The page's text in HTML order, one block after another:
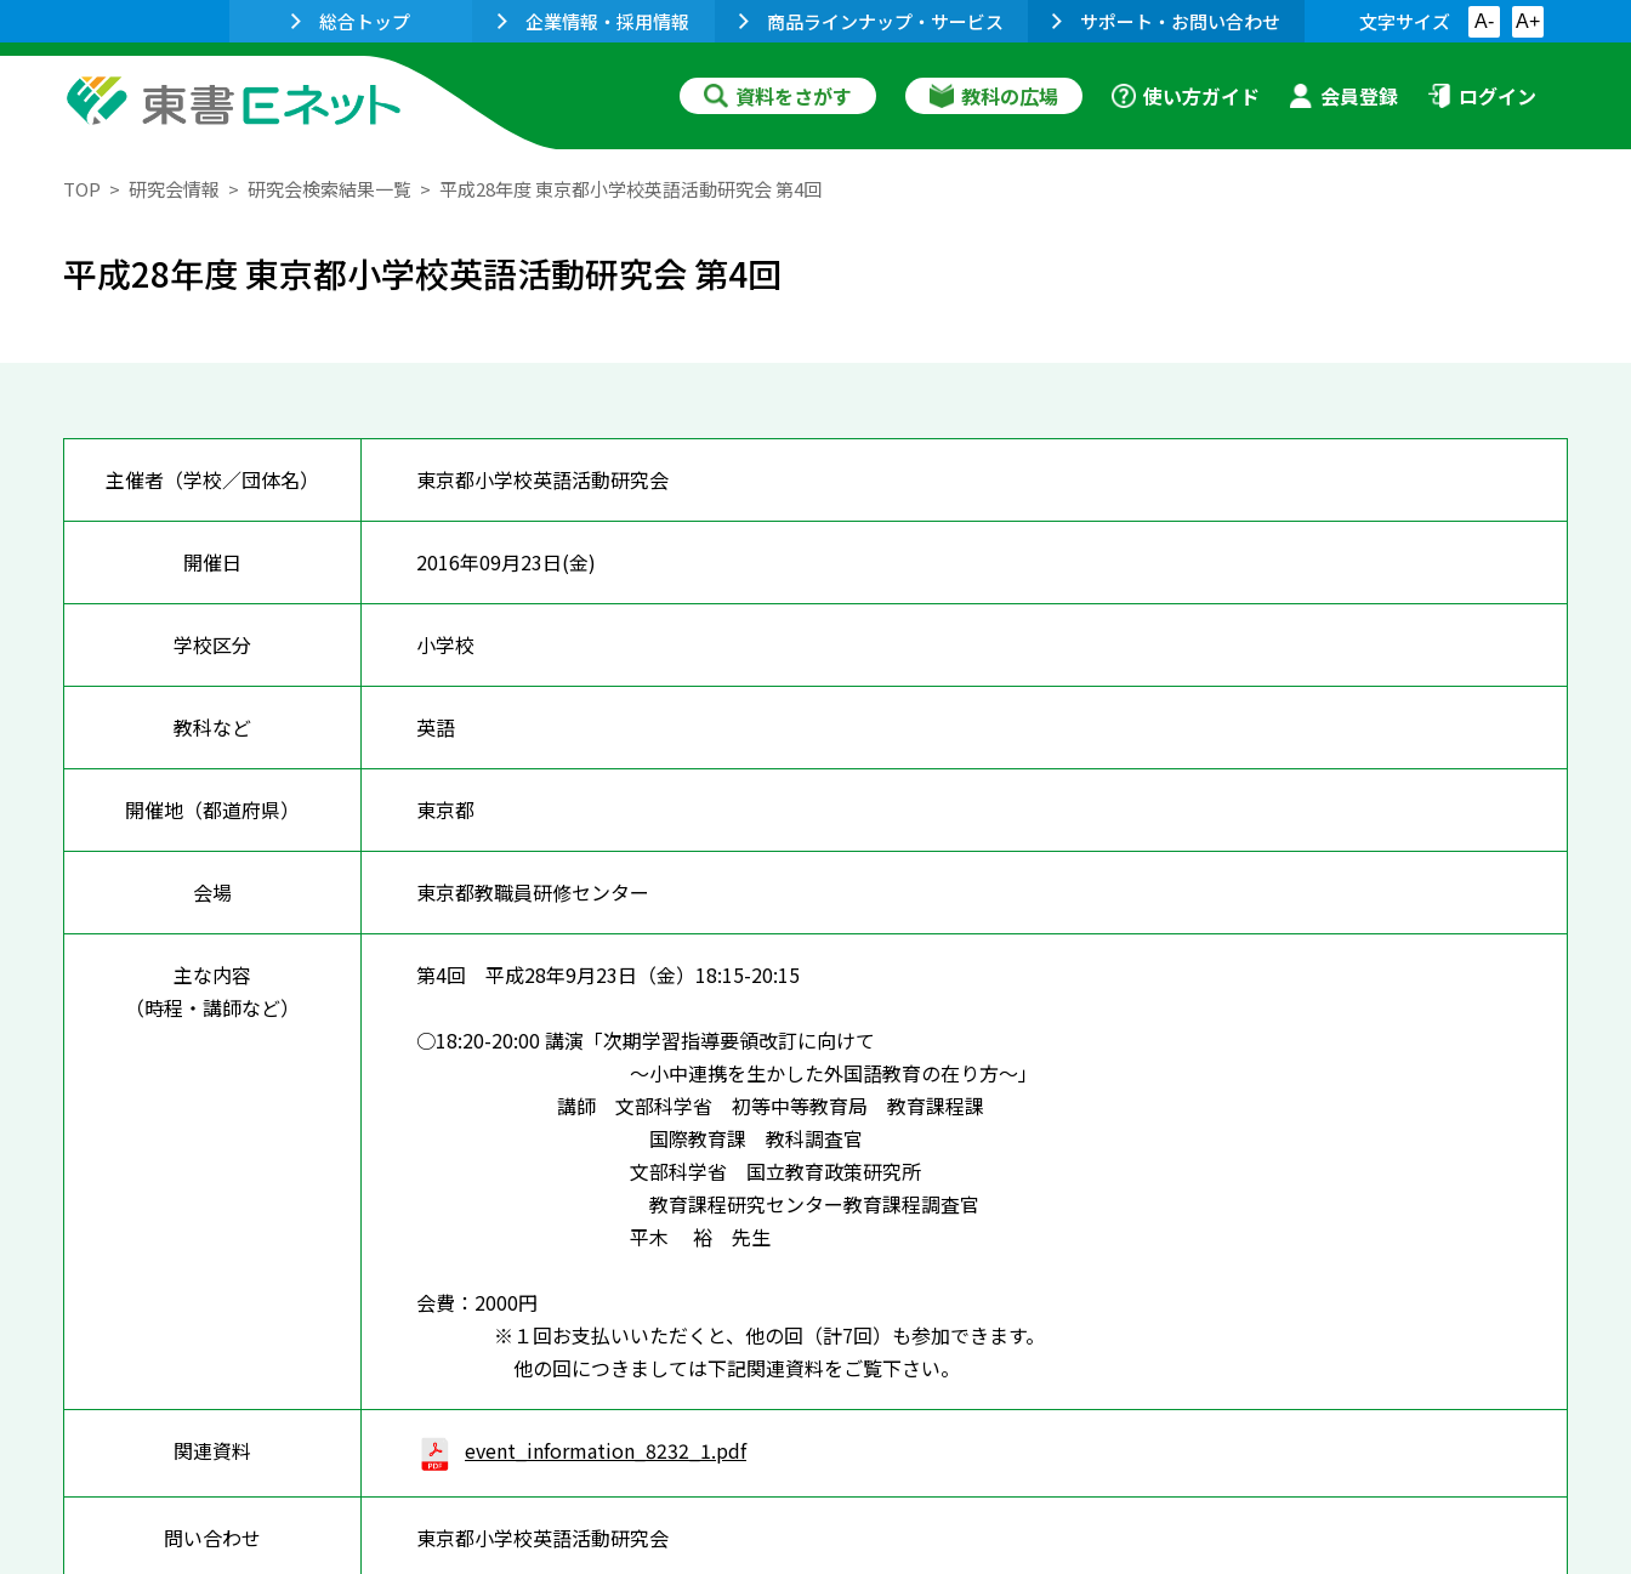
総合トップ 企業情報・採用情報 商品ラインナップ・サービス サポート・お問い合わせ 文字サイズ A- A+
資料をさがす 教科の広場 使い方ガイド 会員登録 ログイン
TOP 研究会情報 研究会検索結果一覧 平成28年度 東京都小学校英語活動研究会 第4回
平成28年度 東京都小学校英語活動研究会 第4回
主催者（学校／団体名） 東京都小学校英語活動研究会
開催日 2016年09月23日(金)
学校区分 小学校
教科など 英語
開催地（都道府県） 東京都
会場 東京都教職員研修センター
主な内容
（時程・講師など）
第4回 平成28年9月23日（金）18:15-20:15
○18:20-20:00 講演「次期学習指導要領改訂に向けて
～小中連携を生かした外国語教育の在り方～」
講師 文部科学省 初等中等教育局 教育課程課
国際教育課 教科調査官
文部科学省 国立教育政策研究所
教育課程研究センター教育課程調査官
平木 裕 先生
会費：2000円
※１回お支払いいただくと、他の回（計7回）も参加できます。
他の回につきましては下記関連資料をご覧下さい。
関連資料 event_information_8232_1.pdf
問い合わせ 東京都小学校英語活動研究会